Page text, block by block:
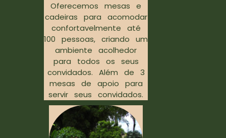
Oferecemos mesas e
cadeiras para acomodar
confortavelmente até
100 pessoas, criando um
ambiente acolhedor
para todos os seus
convidados. Além de 3
mesas de apoio para
servir seus convidados.